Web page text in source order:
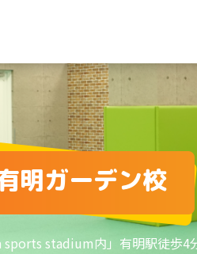
明ガーデン校
sports stadium内」 有明駅徒歩4